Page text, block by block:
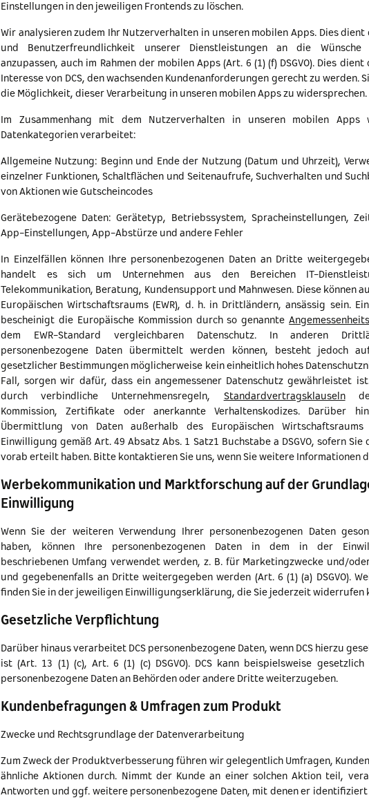
Einstellungen in den jeweiligen Frontends zu löschen.
Wir analysieren zudem Ihr Nutzerverhalten in unseren mobilen Apps. Dies
und Benutzerfreundlichkeit unserer Dienstleistungen an die Wünsche
anzupassen, auch im Rahmen der mobilen Apps (Art. 6 (1) (f) DSGVO). Dies
Interesse von DCS, den wachsenden Kundenanforderungen gerecht zu werden.
die Möglichkeit, dieser Verarbeitung in unseren mobilen Apps zu widersprechen.
Im Zusammenhang mit dem Nutzerverhalten in unseren mobilen Apps
Datenkategorien verarbeitet:
Allgemeine Nutzung: Beginn und Ende der Nutzung (Datum und Uhrzeit),
einzelner Funktionen, Schaltflächen und Seitenaufrufe, Suchverhalten und
von Aktionen wie Gutscheincodes
Gerätebezogene Daten: Gerätetyp, Betriebssystem, Spracheinstellungen,
App-Einstellungen, App-Abstürze und andere Fehler
In Einzelfällen können Ihre personenbezogenen Daten an Dritte
handelt es sich um Unternehmen aus den Bereichen IT-
Telekommunikation, Beratung, Kundensupport und Mahnwesen. Diese können
Europäischen Wirtschaftsraums (EWR), d. h. in Drittländern, ansässig sein.
bescheinigt die Europäische Kommission durch so genannte
dem EWR-Standard vergleichbaren Datenschutz. In anderen
personenbezogene Daten übermittelt werden können, besteht jedoch
gesetzlicher Bestimmungen möglicherweise kein einheitlich hohes
Fall, sorgen wir dafür, dass ein angemessener Datenschutz gewährleistet
durch verbindliche Unternehmensregeln, Standardvertragsklauselnder
Kommission, Zertifikate oder anerkannte Verhaltenskodizes. Darüber
Übermittlung von Daten außerhalb des Europäischen
Einwilligung gemäß Art. 49 Absatz Abs. 1 Satz1 Buchstabe a DSGVO, sofern
vorab erteilt haben. Bitte kontaktieren Sie uns, wenn Sie weitere Informationen
Werbekommunikation und Marktforschung auf der
Einwilligung
Wenn Sie der weiteren Verwendung Ihrer personenbezogenen Daten
haben, können Ihre personenbezogenen Daten in dem in der
beschriebenen Umfang verwendet werden, z. B. für Marketingzwecke und/
und gegebenenfalls an Dritte weitergegeben werden (Art. 6 (1) (a) DSGVO).
finden Sie in der jeweiligen Einwilligungserklärung, die Sie jederzeit widerrufen
Gesetzliche Verpflichtung
Darüber hinaus verarbeitet DCS personenbezogene Daten, wenn DCS hierzu
ist (Art. 13 (1) (c), Art. 6 (1) (c) DSGVO). DCS kann beispielsweise
personenbezogene Daten an Behörden oder andere Dritte weiterzugeben.
Kundenbefragungen & Umfragen zum Produkt
Zwecke und Rechtsgrundlage der Datenverarbeitung
Zum Zweck der Produktverbesserung führen wir gelegentlich Umfragen,
ähnliche Aktionen durch. Nimmt der Kunde an einer solchen Aktion teil,
Antworten und ggf. weitere personenbezogene Daten, mit denen er identifiziert